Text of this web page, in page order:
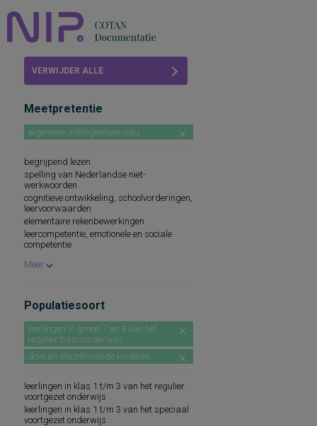
VERWIJDER ALLE
Meetpretentie
algemeen intelligentieniveau
begrijpend lezen
spelling van Nederlandse niet-
werkwoorden
cognitieve ontwikkeling, schoolvorderingen,
leervoorwaarden
elementaire rekenbewerkingen
leercompetentie, emotionele en sociale
competentie
Meer
Populatiesoort
leerlingen in groep 7 en 8 van het
regulier basisonderwijs
dove en slechthorende kinderen
leerlingen in klas 1 t/m 3 van het regulier
voortgezet onderwijs
leerlingen in klas 1 t/m 3 van het speciaal
voortgezet onderwijs